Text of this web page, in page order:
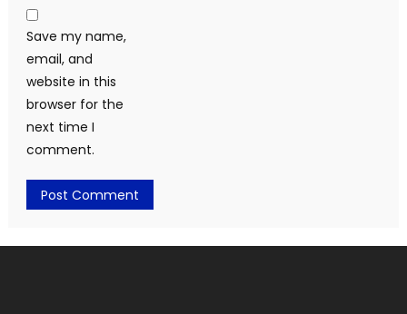
Save my name,
email, and
website in this
browser for the
next time I
comment.